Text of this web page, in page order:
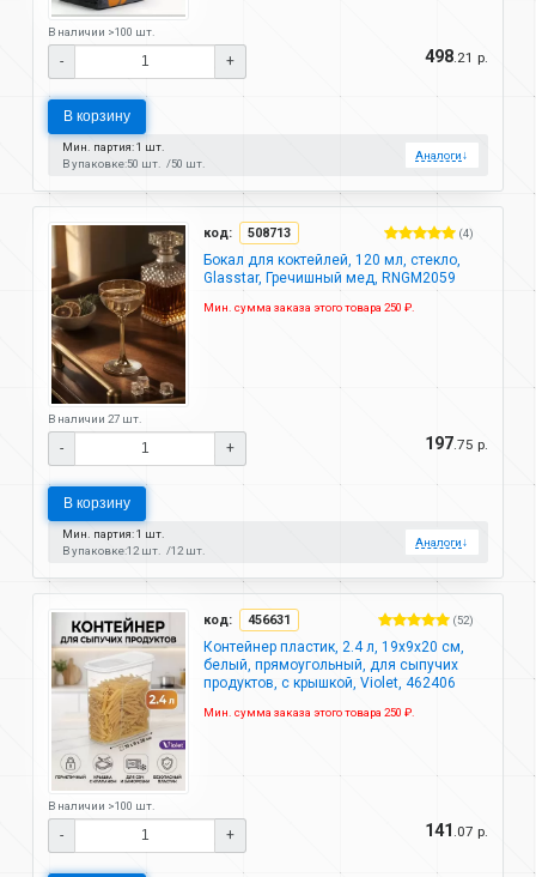
В наличии >100 шт.
- + 498.21 р.
В корзину
Мин. партия: 1 шт.
В упаковке:50 шт. 50 шт.
Аналоги↓
код: 508713 (4)
Бокал для коктейлей, 120 мл, стекло,
Glasstar, Гречишный мед, RNGM2059
Мин. сумма заказа этого товара 250 ₽.
В наличии 27 шт.
- + 197.75 р.
В корзину
Мин. партия: 1 шт.
В упаковке:12 шт. 12 шт.
Аналоги↓
код: 456631 (52)
Контейнер пластик, 2.4 л, 19х9х20 см,
белый, прямоугольный, для сыпучих
продуктов, с крышкой, Violet, 462406
Мин. сумма заказа этого товара 250 ₽.
В наличии >100 шт.
- + 141 .07 р.